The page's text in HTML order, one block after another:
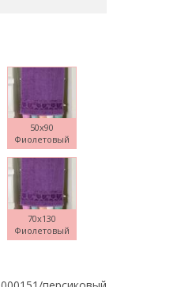
50x90
Фиолетовый
70x130
Фиолетовый